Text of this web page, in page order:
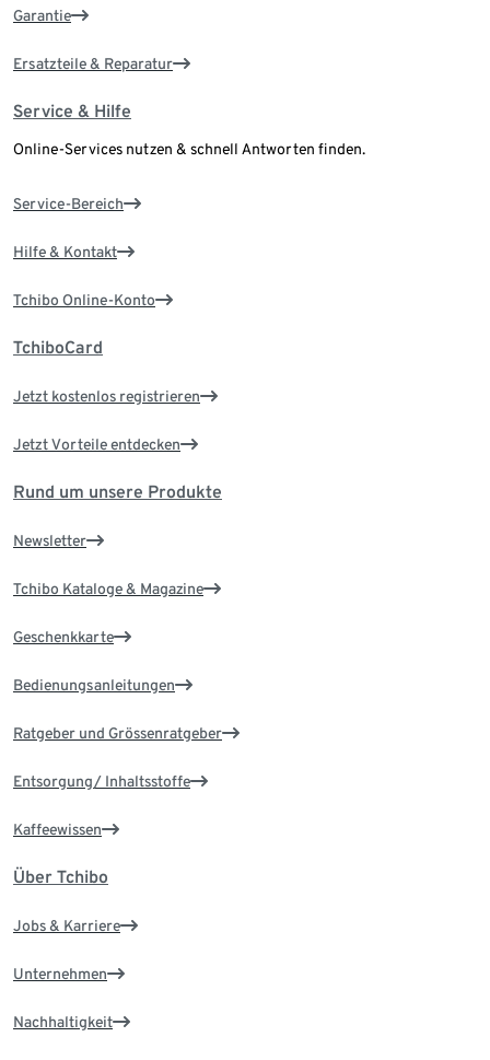
Garantie
Ersatzteile & Reparatur
Service & Hilfe
Online-Services nutzen & schnell Antworten finden.
Service-Bereich
Hilfe & Kontakt
Tchibo Online-Konto
TchiboCard
Jetzt kostenlos registrieren
Jetzt Vorteile entdecken
Rund um unsere Produkte
Newsletter
Tchibo Kataloge & Magazine
Geschenkkarte
Bedienungsanleitungen
Ratgeber und Grössenratgeber
Entsorgung/ Inhaltsstoffe
Kaffeewissen
Über Tchibo
Jobs & Karriere
Unternehmen
Nachhaltigkeit